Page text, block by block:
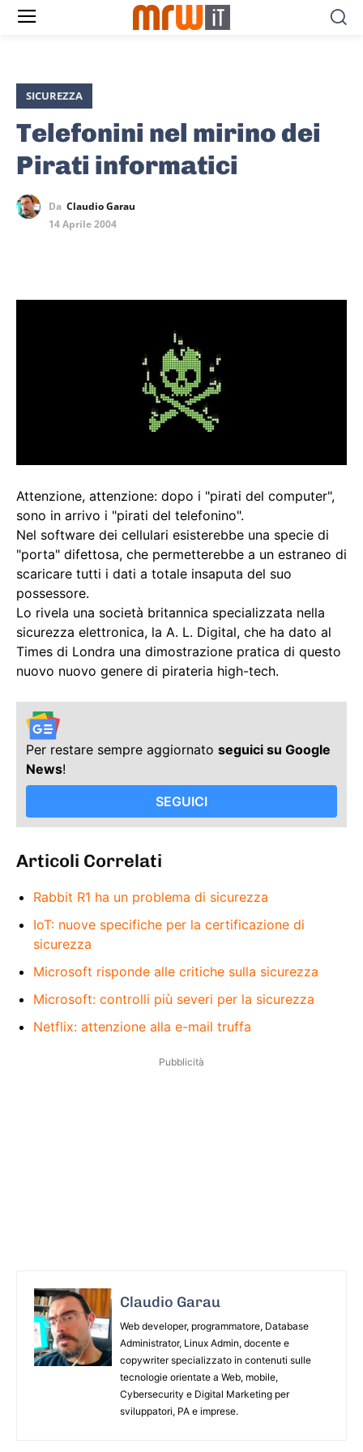
SICUREZZA
Telefonini nel mirino dei
Pirati informatici
Da Claudio Garau
14 Aprile 2004
Attenzione, attenzione: dopo i "pirati del computer",
sono in arrivo i "pirati del telefonino".
Nel software dei cellulari esisterebbe una specie di
"porta" difettosa, che permetterebbe a un estraneo di
scaricare tutti i dati a totale insaputa del suo
possessore.
Lo rivela una società britannica specializzata nella
sicurezza elettronica, la A. L. Digital, che ha dato al
Times di Londra una dimostrazione pratica di questo
nuovo nuovo genere di pirateria high-tech.
Per restare sempre aggiornato seguici su Google
News!
SEGUICI
Articoli Correlati
Rabbit R1 ha un problema di sicurezza
IoT: nuove specifiche per la certificazione di
sicurezza
Microsoft risponde alle critiche sulla sicurezza
Microsoft: controlli più severi per la sicurezza
Netflix: attenzione alla e-mail truffa
Pubblicità
Claudio Garau
Web developer, programmatore, Database
Administrator, Linux Admin, docente e
copywriter specializzato in contenuti sulle
tecnologie orientate a Web, mobile,
Cybersecurity e Digital Marketing per
sviluppatori, PA e imprese.